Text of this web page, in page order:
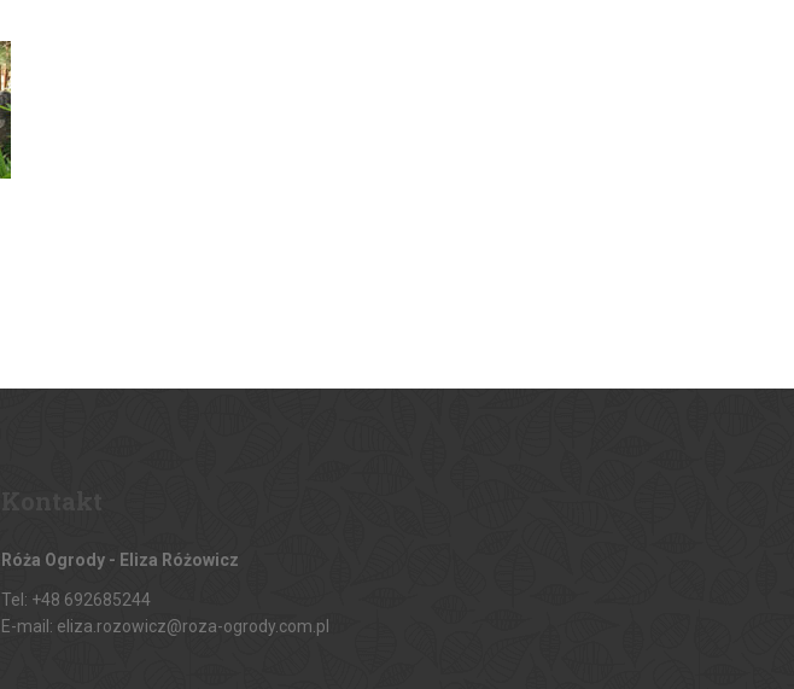
Róża Ogrody - Eliza Różowicz
Tel: +48 692685244
E-mail: eliza.rozowicz@roza-ogrody.com.pl